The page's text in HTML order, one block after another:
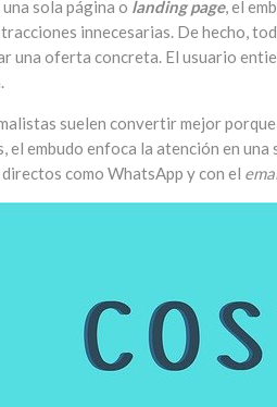
sola página o landing page, el
innecesarias. De hecho,
una oferta concreta. El usuario
suelen convertir mejor
el embudo enfoca la atención en
como WhatsApp y con el